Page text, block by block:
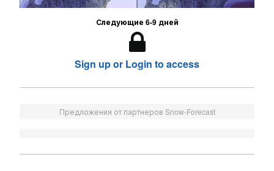
Следующие 6-9 дней
Sign up or Login to access
Предложения от партнеров Snow-Forecast